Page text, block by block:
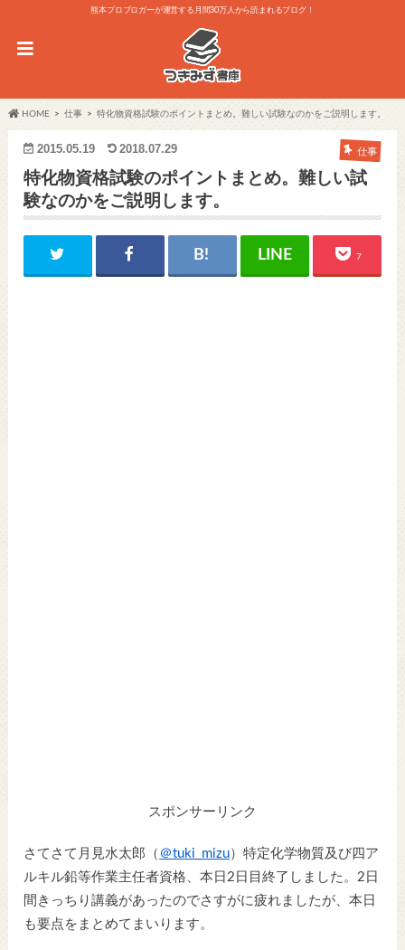
熊本プロブロガーが運営する月間30万人から読まれるブログ！
HOME 仕事 特化物資格試験のポイントまとめ。難しい試験なのかをご説明します。
2015.05.19 2018.07.29 仕事
特化物資格試験のポイントまとめ。難しい試
験なのかをご説明します。
7
スポンサーリンク
さてさて月見水太郎（ ＠tuki_mizu）特定化学物質及び四ア
ルキル鉛等作業主任者資格、本日2日目終了しました。2日
間きっちり講義があったのでさすがに疲れましたが、本日
も要点をまとめてまいります。